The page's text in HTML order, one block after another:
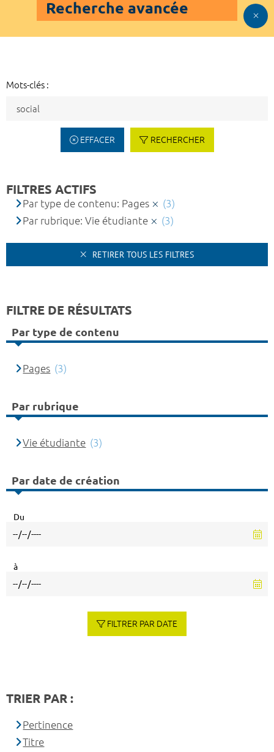
Recherche avancée
Mots-clés :
EFFACER RECHERCHER
FILTRES ACTIFS
Par type de contenu: Pages
(3)
Par rubrique: Vie étudiante
(3)
RETIRER TOUS LES FILTRES
FILTRE DE RÉSULTATS
Par type de contenu
Pages (3)
Par rubrique
Vie étudiante (3)
Par date de création
Du
à
FILTRER PAR DATE
TRIER PAR :
Pertinence
Titre